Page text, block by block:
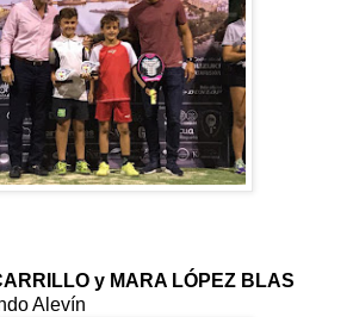
y MARA LÓPEZ BLAS
Alevín